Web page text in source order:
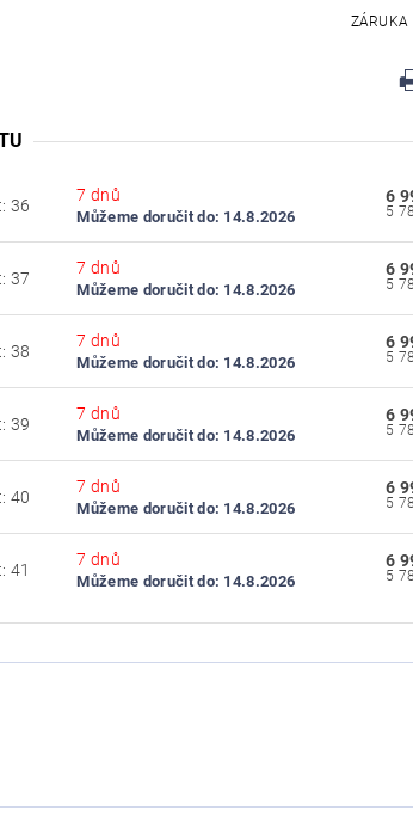
ZÁRUKA
36
7 dnů
Můžeme doručit do: 14.8.2026
6
37
7 dnů
Můžeme doručit do: 14.8.2026
6
38
7 dnů
Můžeme doručit do: 14.8.2026
6
39
7 dnů
Můžeme doručit do: 14.8.2026
6
40
7 dnů
Můžeme doručit do: 14.8.2026
6
41
7 dnů
Můžeme doručit do: 14.8.2026
6